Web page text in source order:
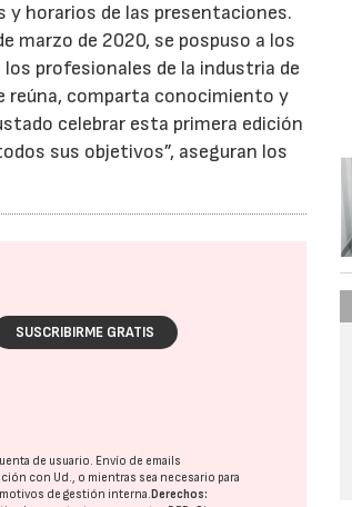
y horarios de las presentaciones.
marzo de 2020, se pospuso a los
profesionales de la industria de
reúna, comparta conocimiento y
celebrar esta primera edición
sus objetivos”, aseguran los
SUSCRIBIRME GRATIS
de usuario. Envío de emails
con Ud., o mientras sea necesario para
de gestión interna.Derechos: